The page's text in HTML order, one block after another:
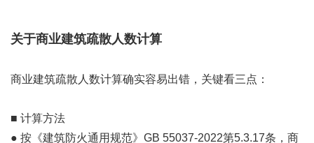
关于商业建筑疏散人数计算
商业建筑疏散人数计算确实容易出错，关键看三点：
■ 计算方法
● 按《建筑防火通用规范》GB 55037-2022第5.3.17条，商